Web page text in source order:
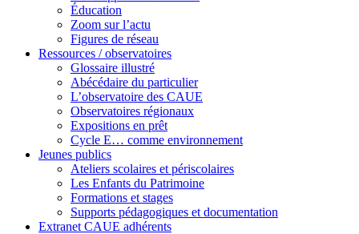
Éducation
Zoom sur l’actu
Figures de réseau
Ressources / observatoires
Glossaire illustré
Abécédaire du particulier
L’observatoire des CAUE
Observatoires régionaux
Expositions en prêt
Cycle E… comme environnement
Jeunes publics
Ateliers scolaires et périscolaires
Les Enfants du Patrimoine
Formations et stages
Supports pédagogiques et documentation
Extranet CAUE adhérents